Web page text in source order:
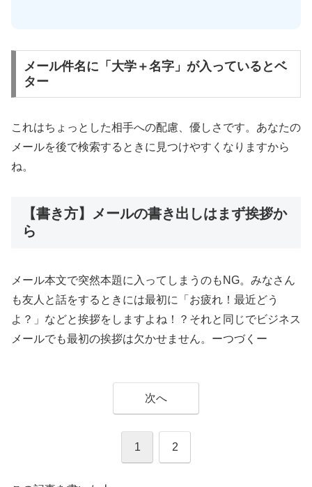
メール件名に「大学＋名字」が入っているとベ
ター
これはちょっとした相手への配慮、優しさです。あなたの
メールを後で検索するときに見つけやすくなりますから
ね。
【書き方】メールの書き出しはまず挨拶か
ら
メール本文で突然本題に入ってしまうのもNG。みなさん
も友人と話をするときには最初に「お疲れ！最近どう
よ？」などと挨拶をしますよね！？それと同じでビジネス
メールでも最初の挨拶は欠かせません。ーつづくー
次へ
1 2